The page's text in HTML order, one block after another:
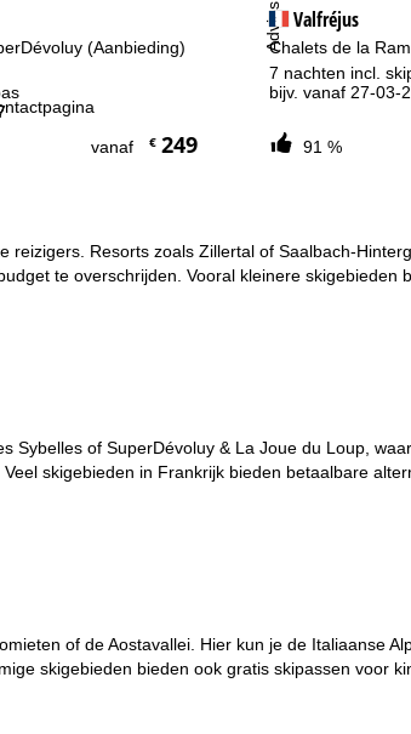
Advies
(Aanbieding)
vanaf €249
Valfréjus
Chalets de la
7 nachten incl.
bijv. vanaf 27-03-
91 %
Resorts zoals Zillertal of Saalbach-
te overschrijden. Vooral kleinere
Sybelles of SuperDévoluy & La Joue du Loup,
skigebieden in Frankrijk bieden betaalbare
of de Aostavallei. Hier kun je de Italiaanse
skigebieden bieden ook gratis skipassen voor